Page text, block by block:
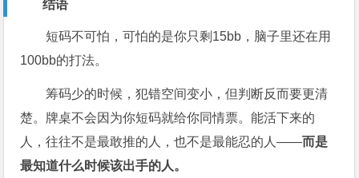
结语
短码不可怕，可怕的是你只剩15bb，脑子里还在用
100bb的打法。
筹码少的时候，犯错空间变小，但判断反而要更清
楚。牌桌不会因为你短码就给你同情票。能活下来的
人，往往不是最敢推的人，也不是最能忍的人——而是
最知道什么时候该出手的人。